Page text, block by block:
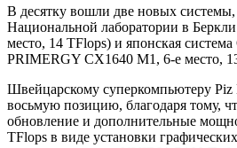
В десятку вошли две новых
Национальной лаборатории в
место, 14 TFlops) и японская
PRIMERGY CX1640 M1, 6-е место,
Швейцарскому суперкомпьютеру Piz
восьмую позицию, благодаря тому,
обновление и дополнительные
TFlops в виде установки